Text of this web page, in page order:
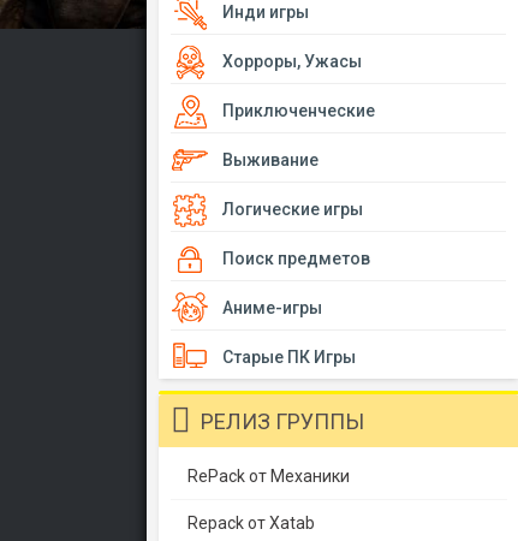
Инди игры
Хорроры, Ужасы
Приключенческие
Выживание
Логические игры
Поиск предметов
Аниме-игры
Старые ПК Игры
РЕЛИЗ ГРУППЫ
RePack от Механики
Repack от Xatab